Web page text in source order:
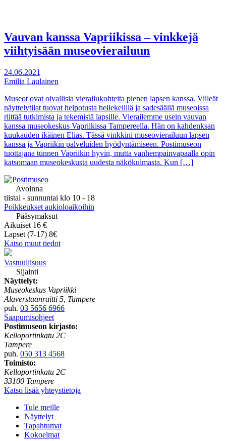
Vauvan kanssa Vapriikissa – vinkkejä
viihtyisään museovierailuun
24.06.2021
Emilia Laulainen
Museot ovat oivallisia vierailukohteita pienen lapsen kanssa. Viileät
näyttelytilat tuovat helpotusta hellekelillä ja sadesäällä museoissa
riittää tutkimista ja tekemistä lapsille. Vierailemme usein vauvan
kanssa museokeskus Vapriikissa Tampereella. Hän on kahdenksan
kuukauden ikäinen Elias. Tässä vinkkini museovierailuun lapsen
kanssa ja Vapriikin palveluiden hyödyntämiseen. Postimuseon
tuottajana tunnen Vapriikin hyvin, mutta vanhempainvapaalla opin
katsomaan museokeskusta uudesta näkökulmasta. Kun […]
Avoinna
tiistai - sunnuntai klo 10 - 18
Poikkeukset aukioloaikoihin
Pääsymaksut
Aikuiset 16 €
Lapset (7-17) 8€
Katso muut tiedot
Vastuullisuus
Sijainti
Näyttelyt:
Museokeskus Vapriikki
Alaverstaanraitti 5, Tampere
puh. 03 5656 6966
Saapumisohjeet
Postimuseon kirjasto:
Kelloportinkatu 2C
Tampere
puh. 050 313 4568
Toimisto:
Kelloportinkatu 2C
33100 Tampere
Katso lisää yhteystietoja
Tule meille
Näyttelyt
Tapahtumat
Kokoelmat